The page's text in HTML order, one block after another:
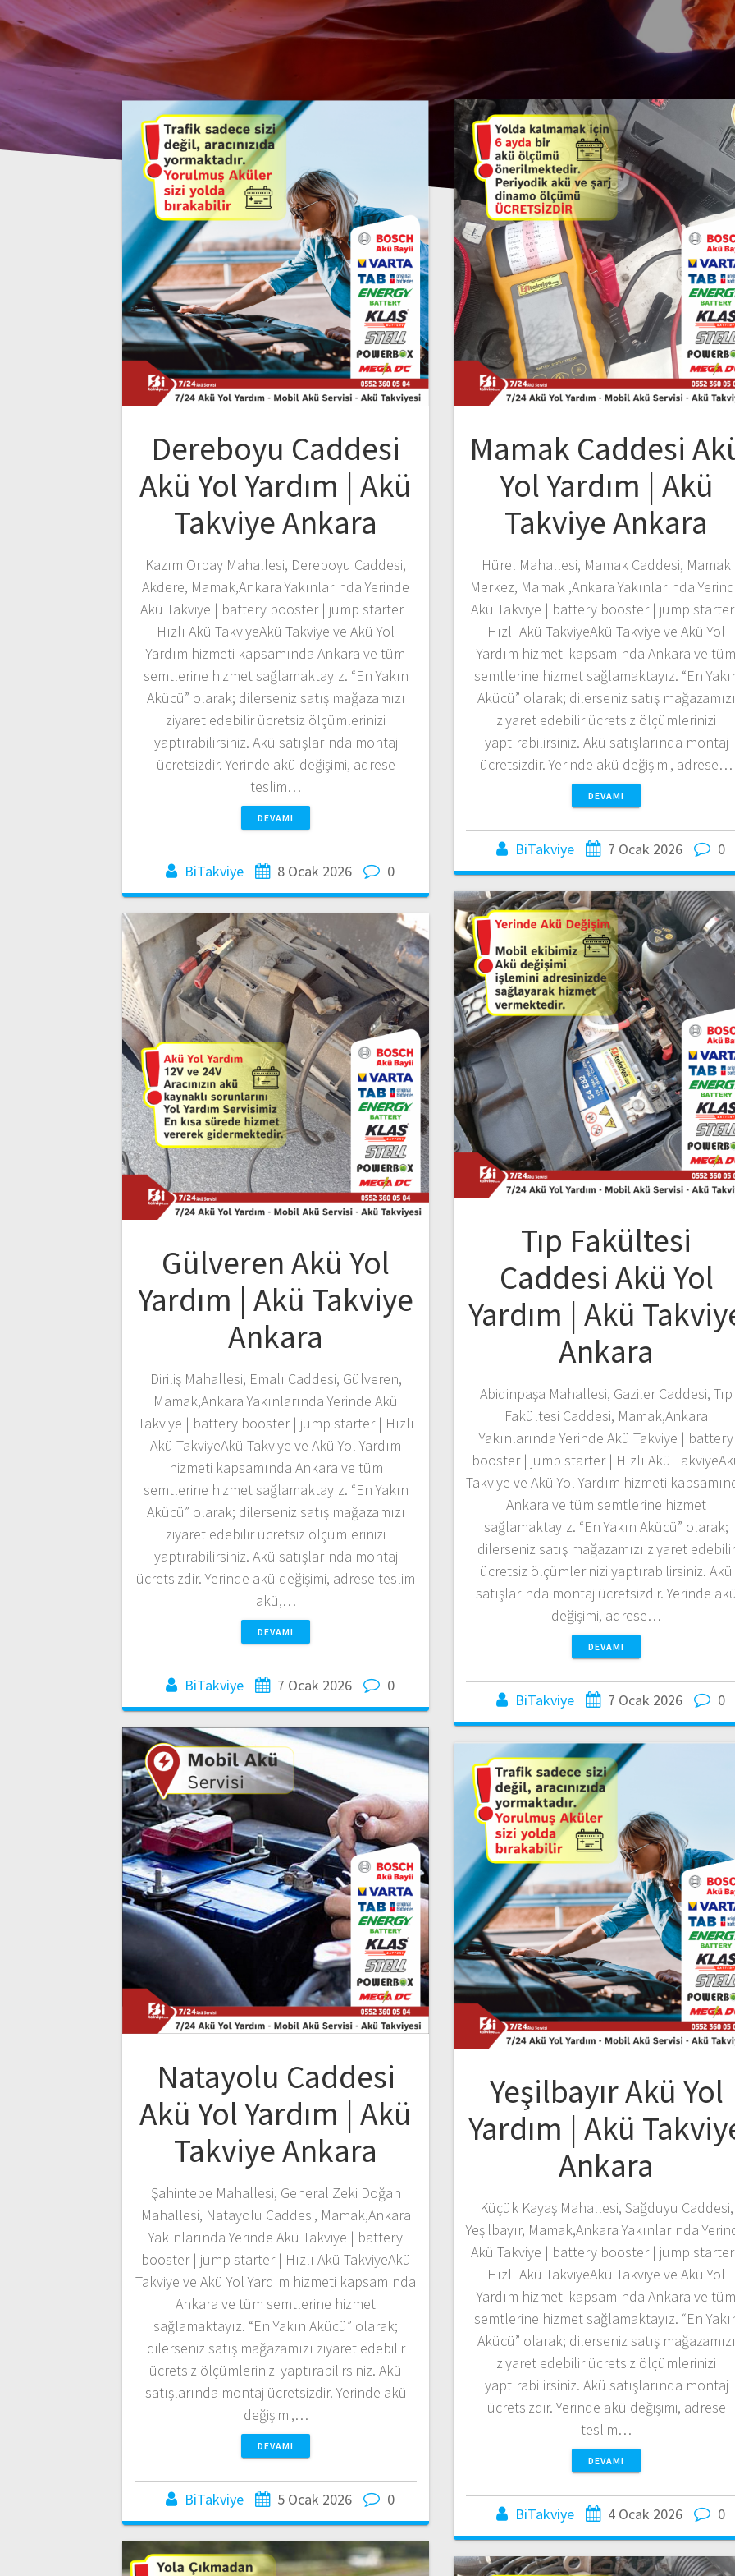
Dereboyu Caddesi
Akü Yol Yardım | Akü
Takviye Ankara
Kazım Orbay Mahallesi, Dereboyu Caddesi,
Akdere, Mamak,Ankara Yakınlarında Yerinde
Akü Takviye | battery booster | jump starter |
Hızlı Akü TakviyeAkü Takviye ve Akü Yol
Yardım hizmeti kapsamında Ankara ve tüm
semtlerine hizmet sağlamaktayız. “En Yakın
Akücü” olarak; dilerseniz satış mağazamızı
ziyaret edebilir ücretsiz ölçümlerinizi
yaptırabilirsiniz. Akü satışlarında montaj
ücretsizdir. Yerinde akü değişimi, adrese
teslim…
DEVAMI
BiTakviye 8 Ocak 2026 0
Mamak Caddesi
Yol Yardım | Akü
Takviye Ankara
Hürel Mahallesi, Mamak Caddesi, Mamak
Merkez, Mamak ,Ankara Yakınlarında
Akü Takviye | battery booster | jump
Hızlı Akü TakviyeAkü Takviye ve Akü Yol
Yardım hizmeti kapsamında Ankara ve
semtlerine hizmet sağlamaktayız. “En
Akücü” olarak; dilerseniz satış mağazamızı
ziyaret edebilir ücretsiz ölçümlerinizi
yaptırabilirsiniz. Akü satışlarında montaj
ücretsizdir. Yerinde akü değişimi, adrese…
DEVAMI
BiTakviye 7 Ocak 2026 0
Tıp Fakültesi
Caddesi Akü Yol
Yardım | Akü
Ankara
Abidinpaşa Mahallesi, Gaziler Caddesi, Tıp
Fakültesi Caddesi, Mamak,Ankara
Yakınlarında Yerinde Akü Takviye | battery
booster | jump starter | Hızlı Akü
Takviye ve Akü Yol Yardım hizmeti
Ankara ve tüm semtlerine hizmet
sağlamaktayız. “En Yakın Akücü” olarak;
dilerseniz satış mağazamızı ziyaret edebilir
ücretsiz ölçümlerinizi yaptırabilirsiniz. Akü
satışlarında montaj ücretsizdir. Yerinde
değişimi, adrese…
DEVAMI
BiTakviye 7 Ocak 2026 0
Gülveren Akü Yol
Yardım | Akü Takviye
Ankara
Diriliş Mahallesi, Emalı Caddesi, Gülveren,
Mamak,Ankara Yakınlarında Yerinde Akü
Takviye | battery booster | jump starter | Hızlı
Akü TakviyeAkü Takviye ve Akü Yol Yardım
hizmeti kapsamında Ankara ve tüm
semtlerine hizmet sağlamaktayız. “En Yakın
Akücü” olarak; dilerseniz satış mağazamızı
ziyaret edebilir ücretsiz ölçümlerinizi
yaptırabilirsiniz. Akü satışlarında montaj
ücretsizdir. Yerinde akü değişimi, adrese teslim
akü,…
DEVAMI
BiTakviye 7 Ocak 2026 0
Natayolu Caddesi
Akü Yol Yardım | Akü
Takviye Ankara
Şahintepe Mahallesi, General Zeki Doğan
Mahallesi, Natayolu Caddesi, Mamak,Ankara
Yakınlarında Yerinde Akü Takviye | battery
booster | jump starter | Hızlı Akü TakviyeAkü
Takviye ve Akü Yol Yardım hizmeti kapsamında
Ankara ve tüm semtlerine hizmet
sağlamaktayız. “En Yakın Akücü” olarak;
dilerseniz satış mağazamızı ziyaret edebilir
ücretsiz ölçümlerinizi yaptırabilirsiniz. Akü
satışlarında montaj ücretsizdir. Yerinde akü
değişimi,…
DEVAMI
BiTakviye 5 Ocak 2026 0
Yeşilbayır Akü Yol
Yardım | Akü
Ankara
Küçük Kayaş Mahallesi, Sağduyu Caddesi,
Yeşilbayır, Mamak,Ankara Yakınlarında
Akü Takviye | battery booster | jump
Hızlı Akü TakviyeAkü Takviye ve Akü Yol
Yardım hizmeti kapsamında Ankara ve
semtlerine hizmet sağlamaktayız. “En
Akücü” olarak; dilerseniz satış mağazamızı
ziyaret edebilir ücretsiz ölçümlerinizi
yaptırabilirsiniz. Akü satışlarında montaj
ücretsizdir. Yerinde akü değişimi, adrese
teslim…
DEVAMI
BiTakviye 4 Ocak 2026 0